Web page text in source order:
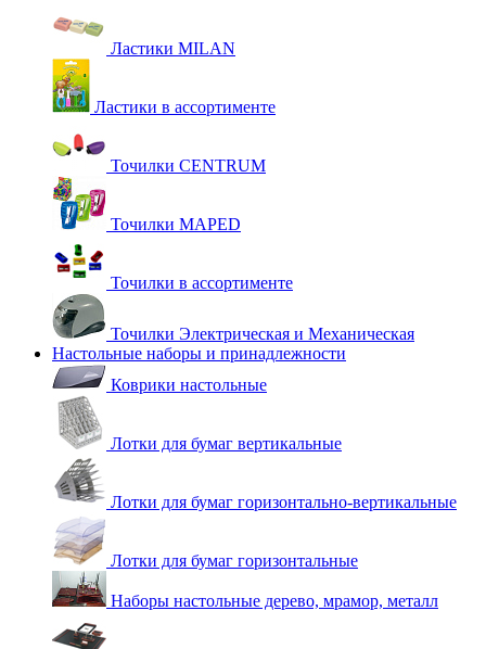
Ластики MILAN
Ластики в ассортименте
Точилки CENTRUM
Точилки MAPED
Точилки в ассортименте
Точилки Электрическая и Механическая
Настольные наборы и принадлежности
Коврики настольные
Лотки для бумаг вертикальные
Лотки для бумаг горизонтально-вертикальные
Лотки для бумаг горизонтальные
Наборы настольные дерево, мрамор, металл